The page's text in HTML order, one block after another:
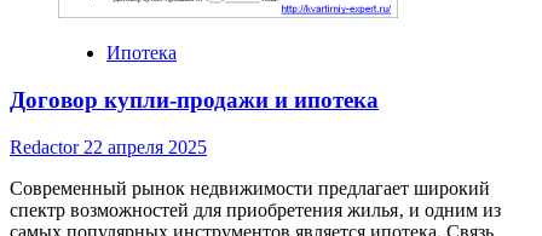
Ипотека
Договор купли-продажи и ипотека
Redactor 22 апреля 2025
Современный рынок недвижимости предлагает широкий
спектр возможностей для приобретения жилья‚ и одним из
самых популярных инструментов является ипотека. Связь